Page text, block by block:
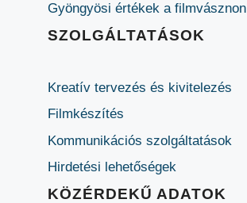
Gyöngyösi értékek a filmvásznon
SZOLGÁLTATÁSOK
Kreatív tervezés és kivitelezés
Filmkészítés
Kommunikációs szolgáltatások
Hirdetési lehetőségek
KÖZÉRDEKŰ ADATOK